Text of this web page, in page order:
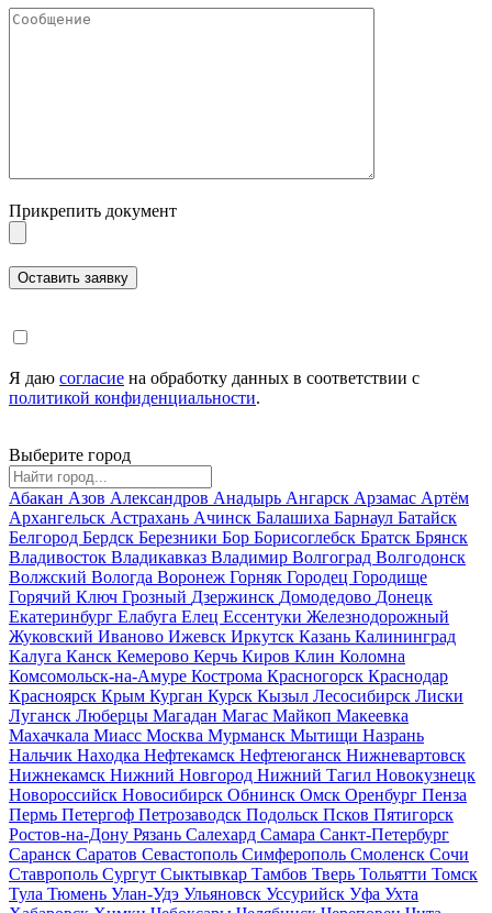
Прикрепить документ
Я даю согласие на обработку данных в соответствии с
политикой конфиденциальности.
Выберите город
Абакан Азов Александров Анадырь Ангарск Арзамас Артём
Архангельск Астрахань Ачинск Балашиха Барнаул Батайск
Белгород Бердск Березники Бор Борисоглебск Братск Брянск
Владивосток Владикавказ Владимир Волгоград Волгодонск
Волжский Вологда Воронеж Горняк Городец Городище
Горячий Ключ Грозный Дзержинск Домодедово Донецк
Екатеринбург Елабуга Елец Ессентуки Железнодорожный
Жуковский Иваново Ижевск Иркутск Казань Калининград
Калуга Канск Кемерово Керчь Киров Клин Коломна
Комсомольск-на-Амуре Кострома Красногорск Краснодар
Красноярск Крым Курган Курск Кызыл Лесосибирск Лиски
Луганск Люберцы Магадан Магас Майкоп Макеевка
Махачкала Миасс Москва Мурманск Мытищи Назрань
Нальчик Находка Нефтекамск Нефтеюганск Нижневартовск
Нижнекамск Нижний Новгород Нижний Тагил Новокузнецк
Новороссийск Новосибирск Обнинск Омск Оренбург Пенза
Пермь Петергоф Петрозаводск Подольск Псков Пятигорск
Ростов-на-Дону Рязань Салехард Самара Санкт-Петербург
Саранск Саратов Севастополь Симферополь Смоленск Сочи
Ставрополь Сургут Сыктывкар Тамбов Тверь Тольятти Томск
Тула Тюмень Улан-Удэ Ульяновск Уссурийск Уфа Ухта